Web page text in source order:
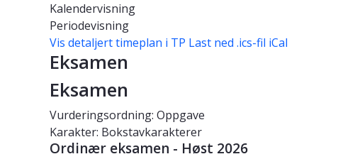
Kalendervisning
Periodevisning
Vis detaljert timeplan i TP Last ned .ics-fil iCal
Eksamen
Eksamen
Vurderingsordning: Oppgave
Karakter: Bokstavkarakterer
Ordinær eksamen - Høst 2026